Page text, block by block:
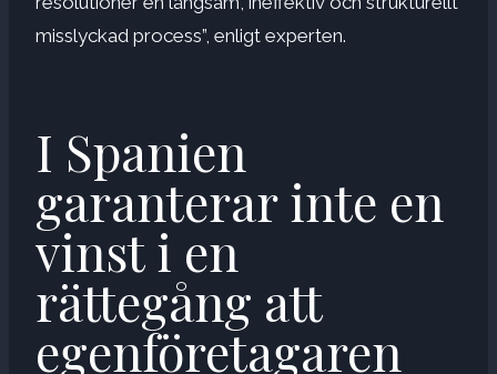
misslyckad process”, enligt experten.
I Spanien
garanterar inte en
vinst i en
rättegång att
egenföretagaren